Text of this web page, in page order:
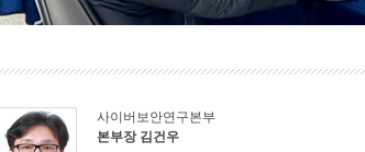
사이버보안연구본부
본부장 김건우